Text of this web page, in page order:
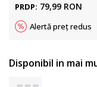
PRDP: 79,99 RON
Alertă preț redus
Disponibil in mai